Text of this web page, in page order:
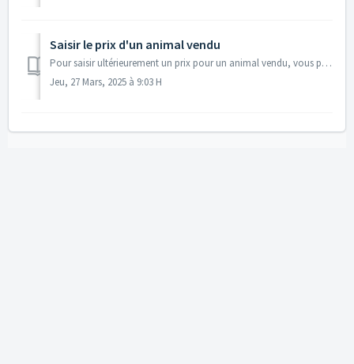
Saisir le prix d'un animal vendu
Pour saisir ultérieurement un prix pour un animal vendu, vous pouvez procéder comme suit. 1. Aller dans 01. Historique des saisies de données 2. Cl...
Jeu, 27 Mars, 2025 à 9:03 H